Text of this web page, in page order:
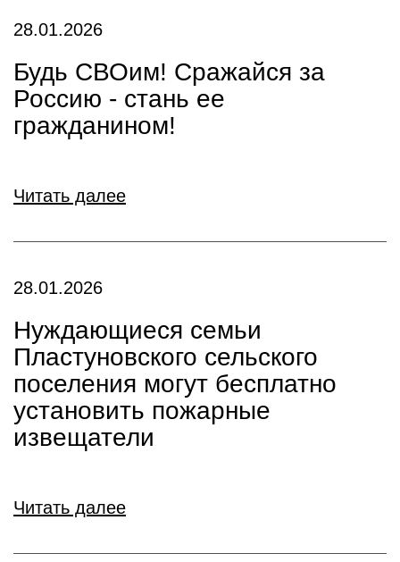
28.01.2026
Будь СВОим! Сражайся за
Россию - стань ее
гражданином!
Читать далее
28.01.2026
Нуждающиеся семьи
Пластуновского сельского
поселения могут бесплатно
установить пожарные
извещатели
Читать далее